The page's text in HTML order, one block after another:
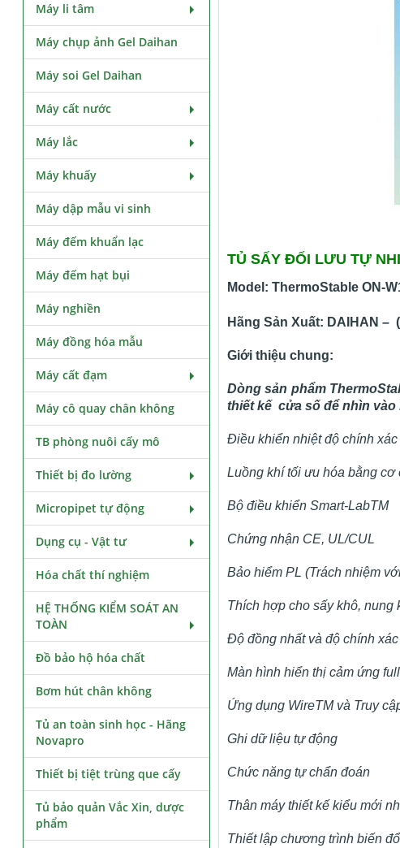
TỦ SẤY ĐỐI LƯU TỰ
Model: ThermoStable ON-
Hãng Sản Xuất: DAIHAN –
Giới thiệu chung:
Dòng sản phẩm
thiết kế cửa số để nhìn
Điều khiển nhiệt độ chính
Luồng khí tối ưu hóa bằng
Bộ điều khiển Smart-LabTM
Chứng nhận CE, UL/CUL
Bảo hiểm PL (Trách nhiệm
Thích hợp cho sấy khô, nung
Độ đồng nhất và độ chính
Màn hình hiển thị cảm ứng
Ứng dụng WireTMvà Truy
Ghi dữ liệu tự động
Chức năng tự chẩn đoán
Thân máy thiết kế kiểu mới
Thiết lập chương trình biến
Máy li tâm
Máy chụp ảnh Gel Daihan
Máy soi Gel Daihan
Máy cất nước
Máy lắc
Máy khuấy
Máy dập mẫu vi sinh
Máy đếm khuẩn lạc
Máy đếm hạt bụi
Máy nghiền
Máy đồng hóa mẫu
Máy cất đạm
Máy cô quay chân không
TB phòng nuôi cấy mô
Thiết bị đo lường
Micropipet tự động
Dụng cụ - Vật tư
Hóa chất thí nghiệm
HỆ THỐNG KIỂM SOÁT AN
TOÀN
Đồ bảo hộ hóa chất
Bơm hút chân không
Tủ an toàn sinh học - Hãng
Novapro
Thiết bị tiệt trùng que cấy
Tủ bảo quản Vắc Xin, dược
phẩm